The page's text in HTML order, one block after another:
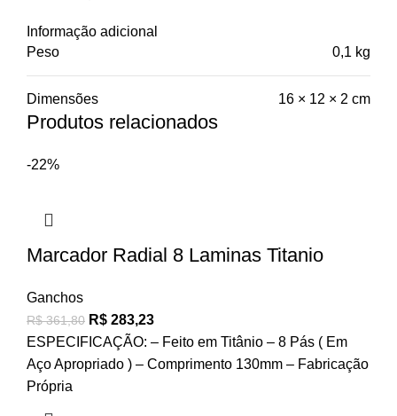
Informação adicional
Peso
0,1 kg
Dimensões 16 × 12 × 2 cm
Produtos relacionados
-22%
Marcador Radial 8 Laminas Titanio
Ganchos
R$361,80 R$ 283,23
ESPECIFICAÇÃO: – Feito em Titânio – 8 Pás ( Em
Aço Apropriado ) – Comprimento 130mm – Fabricação
Própria